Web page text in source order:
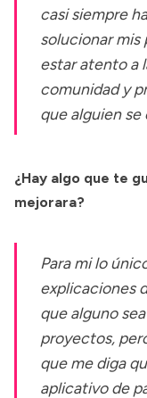
casi siempre
solucionar mis
estar atento a
comunidad y
que alguien se
¿Hay algo que te
mejorara?
Para mi lo
explicaciones
que alguno
proyectos,
que me diga
aplicativo de